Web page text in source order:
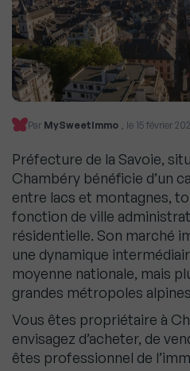
Par MySweetImmo , le 15 février
Préfecture de la Savoie,
Chambéry bénéficie d’un
entre lacs et montagnes,
fonction de ville
résidentielle. Son marché
une dynamique
moyenne nationale, mais
grandes métropoles
Vous êtes propriétaire à
envisagez d’acheter, de
êtes professionnel de